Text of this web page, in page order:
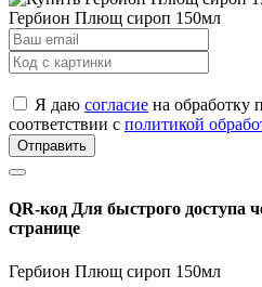
Гербион Плющ сироп 150мл
Я даю согласие на обработку
соответствии с политикой
Отправить
QR-код Для быстрого доступа
странице
Гербион Плющ сироп 150мл